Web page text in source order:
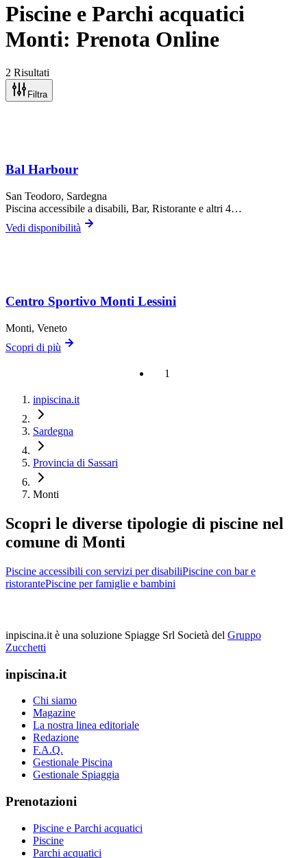
Piscine e Parchi acquatici
Monti: Prenota Online
2 Risultati
Filtra
Bal Harbour
San Teodoro, Sardegna
Piscina accessibile a disabili, Bar, Ristorante e altri 4…
Vedi disponibilità
Centro Sportivo Monti Lessini
Monti, Veneto
Scopri di più
1
inpiscina.it
Sardegna
Provincia di Sassari
Monti
Scopri le diverse tipologie di piscine nel
comune di Monti
Piscine accessibili con servizi per disabiliPiscine con bar e
ristorantePiscine per famiglie e bambini
inpiscina.it è una soluzione Spiagge Srl Società del Gruppo
Zucchetti
inpiscina.it
Chi siamo
Magazine
La nostra linea editoriale
Redazione
F.A.Q.
Gestionale Piscina
Gestionale Spiaggia
Prenotazioni
Piscine e Parchi acquatici
Piscine
Parchi acquatici